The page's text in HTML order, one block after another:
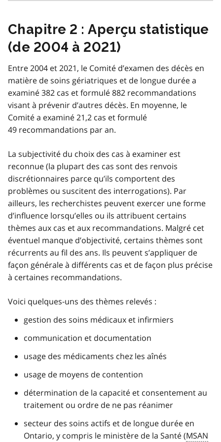
Chapitre 2 : Aperçu statistique
(de 2004 à 2021)
Entre 2004 et 2021, le Comité d’examen des décès en
matière de soins gériatriques et de longue durée a
examiné 382 cas et formulé 882 recommandations
visant à prévenir d’autres décès. En moyenne, le
Comité a examiné 21,2 cas et formulé
49 recommandations par an.
La subjectivité du choix des cas à examiner est
reconnue (la plupart des cas sont des renvois
discrétionnaires parce qu’ils comportent des
problèmes ou suscitent des interrogations). Par
ailleurs, les recherchistes peuvent exercer une forme
d’influence lorsqu’elles ou ils attribuent certains
thèmes aux cas et aux recommandations. Malgré cet
éventuel manque d’objectivité, certains thèmes sont
récurrents au fil des ans. Ils peuvent s’appliquer de
façon générale à différents cas et de façon plus précise
à certaines recommandations.
Voici quelques-uns des thèmes relevés :
gestion des soins médicaux et infirmiers
communication et documentation
usage des médicaments chez les aînés
usage de moyens de contention
détermination de la capacité et consentement au
traitement ou ordre de ne pas réanimer
secteur des soins actifs et de longue durée en
Ontario, y compris le ministère de la Santé (MSAN